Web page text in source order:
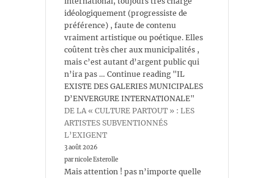
idéologiquement (progressiste de
préférence) , faute de contenu
vraiment artistique ou poétique. Elles
coûtent très cher aux municipalités ,
mais c’est autant d’argent public qui
n’ira pas … Continue reading "IL
EXISTE DES GALERIES MUNICIPALES
D’ENVERGURE INTERNATIONALE"
DE LA « CULTURE PARTOUT » : LES
ARTISTES SUBVENTIONNÉS
L’EXIGENT
3 août 2026
par nicole Esterolle
Mais attention ! pas n’importe quelle